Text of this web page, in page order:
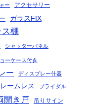
ー アクセサリー
ガラスFIX
ス棚
シャッターパネル
ーケース付き
ー ディスプレー什器
ームレス ブライダル
開き戸 吊りサイン